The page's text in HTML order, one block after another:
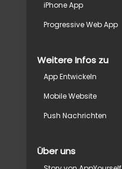
iPhone App
Progressive Web App
Weitere Infos zu
App Entwickeln
Mobile Website
Push Nachrichten
Über uns